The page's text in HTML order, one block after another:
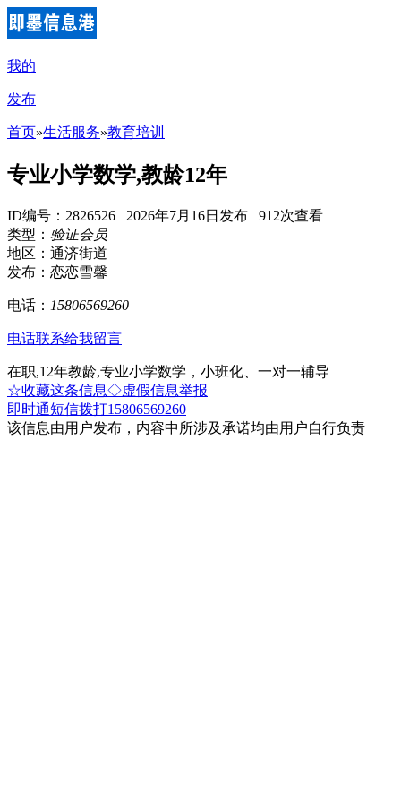
我的
发布
首页»生活服务»教育培训
专业小学数学,教龄12年
ID编号：2826526 2026年7月16日发布 912次查看
类型： 验证会员
地区：通济街道
发布：恋恋雪馨
电话： 15806569260
电话联系给我留言
在职,12年教龄,专业小学数学，小班化、一对一辅导
☆收藏这条信息◇虚假信息举报
即时通短信拨打15806569260
该信息由用户发布，内容中所涉及承诺均由用户自行负责